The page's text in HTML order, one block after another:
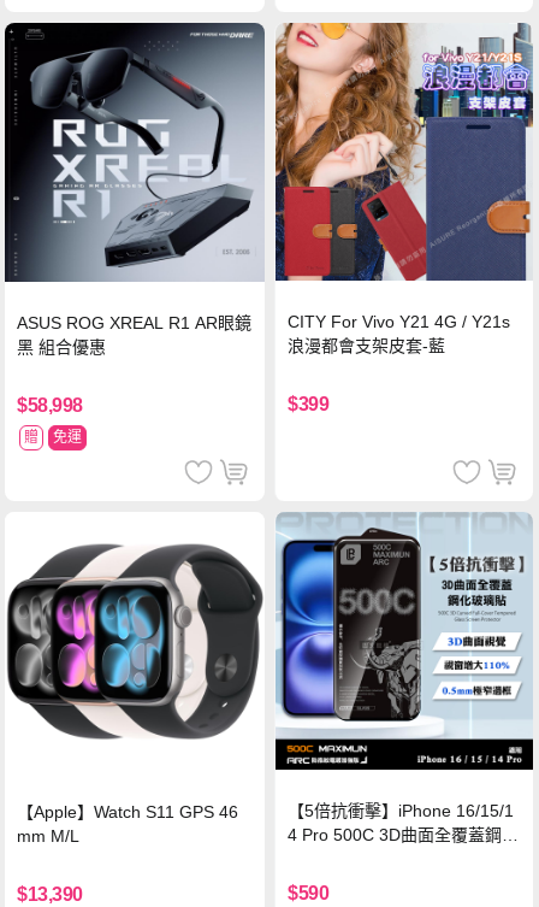
ASUS ROG XREAL R1 AR眼鏡
黑 組合優惠
$58,998
贈 免運
CITY For Vivo Y21 4G / Y21s
浪漫都會支架皮套-藍
$399
【Apple】Watch S11 GPS 46
mm M/L
$13,390
【5倍抗衝擊】iPhone 16/15/1
4 Pro 500C 3D曲面全覆蓋鋼化
保護貼
$590